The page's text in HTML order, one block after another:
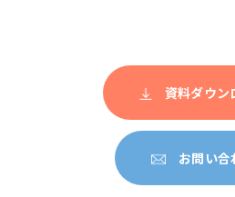
資料ダウン
お問い合